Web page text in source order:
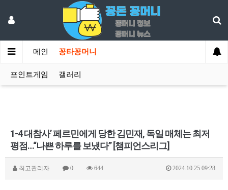
메인 꽁타꽁머니
포인트게임 갤러리
1-4 대참사’ 페르민에게 당한 김민재, 독일 매체는 최저
평점…“나쁜 하루를 보냈다” [챔피언스리그]
최고관리자 0 644 2024.10.25 09:28